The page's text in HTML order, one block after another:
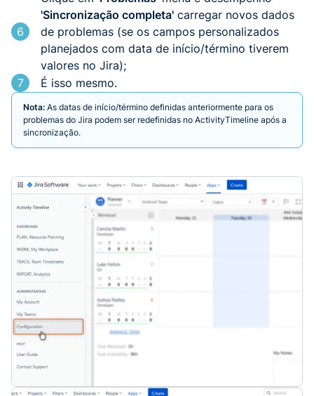
6
'Sincronização completa' carregar novos dados
de problemas (se os campos personalizados
planejados com data de início/término tiverem
valores no Jira);
7
É isso mesmo.
Nota: As datas de início/término definidas anteriormente para os
problemas do Jira podem ser redefinidas no ActivityTimeline após a
sincronização.